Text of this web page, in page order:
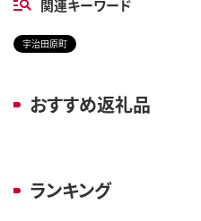
関連キーワード
宇治田原町
おすすめ返礼品
ランキング